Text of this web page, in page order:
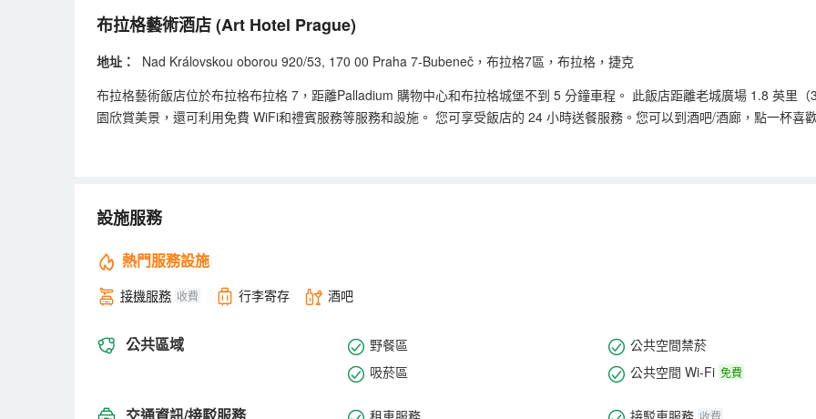
布拉格藝術酒店(Art Hotel Prague)
地址：
Nad Královskou oborou 920/53, 170 00 Praha 7-Bubeneč，布拉格7區，布拉格，捷克
布拉格藝術飯店位於布拉格布拉格 7，距離Palladium 購物中心和布拉格城堡不到 5 分鐘車程。 此飯店距離老城廣場 1.8 英里
園欣賞美景，還可利用免費 WiFi和禮賓服務等服務和設施。 您可享受飯店的 24 小時送餐服務。您可以到酒吧/酒廊，點一杯喜
設施服務
熱門服務設施
接機服務 收費 行李寄存 酒吧
公共區域 野餐區
公共空間禁菸
吸菸區
公共空間 Wi-Fi 免費